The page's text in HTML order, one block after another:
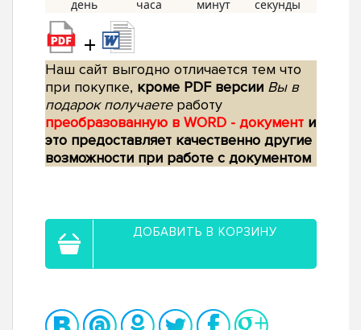
+
Наш сайт выгодно отличается тем что
при покупке, кроме PDF версии Вы в
подарок получаетеработу
преобразованную в WORD - документ и
это предоставляет качественно другие
возможности при работе с документом
ДОБАВИТЬ В КОРЗИНУ